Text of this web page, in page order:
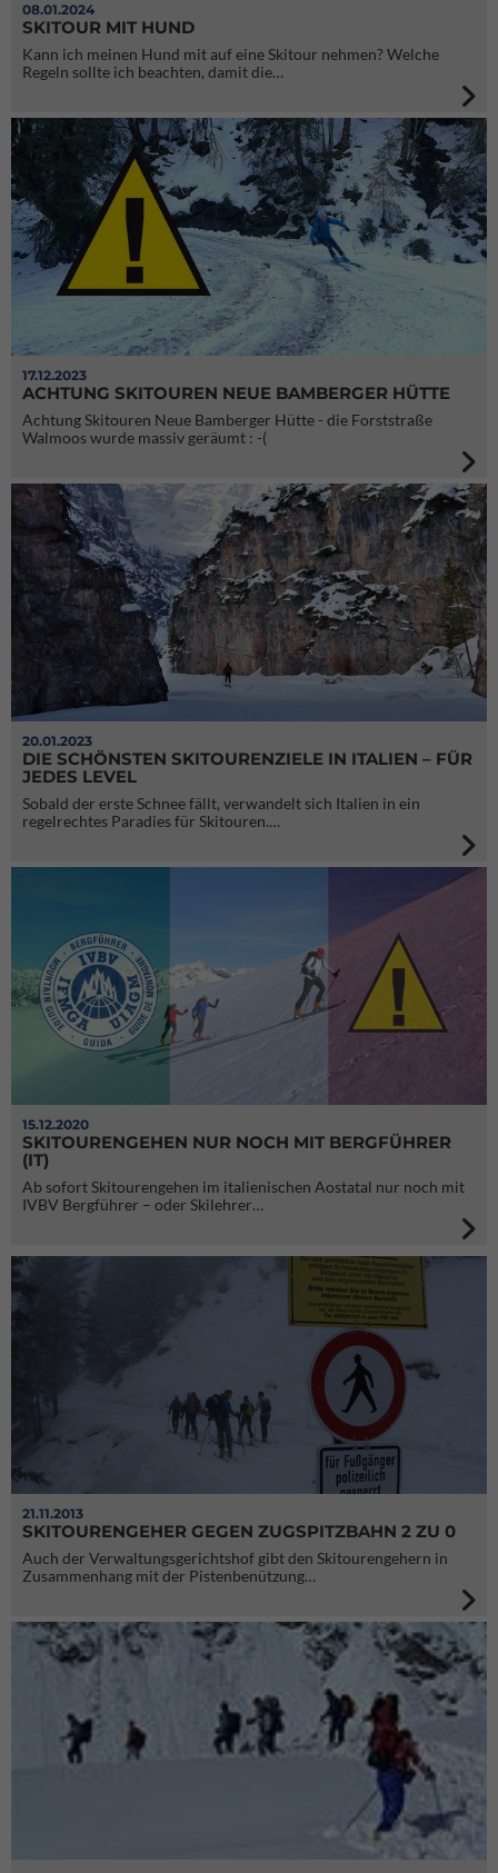
08.01.2024
SKITOUR MIT HUND
Kann ich meinen Hund mit auf eine Skitour nehmen? Welche
Regeln sollte ich beachten, damit die…
17.12.2023
ACHTUNG SKITOUREN NEUE BAMBERGER HÜTTE
Achtung Skitouren Neue Bamberger Hütte - die Forststraße
Walmoos wurde massiv geräumt : -(
20.01.2023
DIE SCHÖNSTEN SKITOURENZIELE IN ITALIEN – FÜR
JEDES LEVEL
Sobald der erste Schnee fällt, verwandelt sich Italien in ein
regelrechtes Paradies für Skitouren.…
15.12.2020
SKITOURENGEHEN NUR NOCH MIT BERGFÜHRER
(IT)
Ab sofort Skitourengehen im italienischen Aostatal nur noch mit
IVBV Bergführer – oder Skilehrer…
21.11.2013
SKITOURENGEHER GEGEN ZUGSPITZBAHN 2 ZU 0
Auch der Verwaltungsgerichtshof gibt den Skitourengehern in
Zusammenhang mit der Pistenbenützung…